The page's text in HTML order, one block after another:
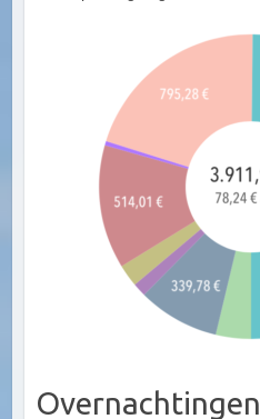
Overnachtingen